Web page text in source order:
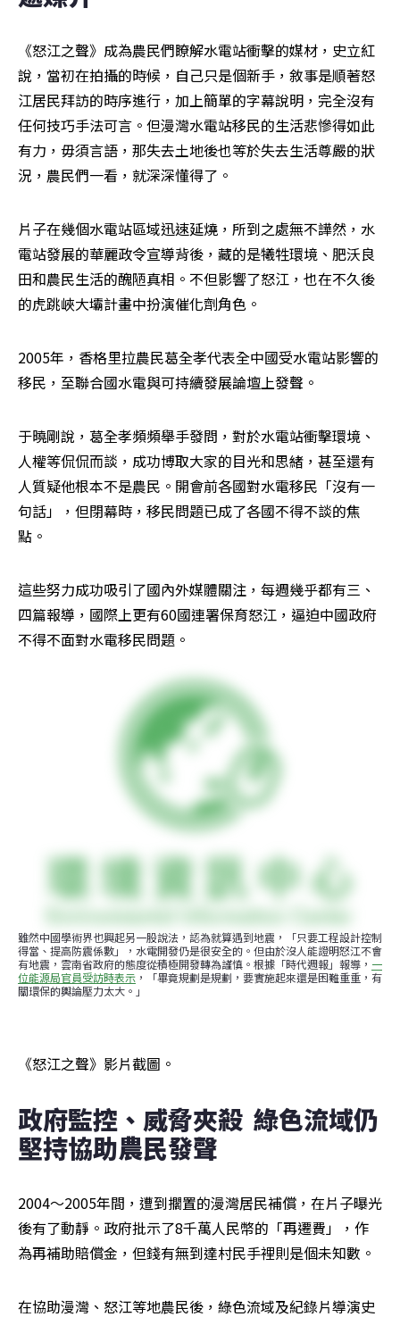
《怒江之聲》成為農民們瞭解水電站衝擊的媒材，史立紅
說，當初在拍攝的時候，自己只是個新手，敘事是順著怒
江居民拜訪的時序進行，加上簡單的字幕說明，完全沒有
任何技巧手法可言。但漫灣水電站移民的生活悲慘得如此
有力，毋須言語，那失去土地後也等於失去生活尊嚴的狀
況，農民們一看，就深深懂得了。
片子在幾個水電站區域迅速延燒，所到之處無不譁然，水
電站發展的華麗政令宣導背後，藏的是犧牲環境、肥沃良
田和農民生活的醜陋真相。不但影響了怒江，也在不久後
的虎跳峽大壩計畫中扮演催化劑角色。
2005年，香格里拉農民葛全孝代表全中國受水電站影響的
移民，至聯合國水電與可持續發展論壇上發聲。
于曉剛說，葛全孝頻頻舉手發問，對於水電站衝擊環境、
人權等侃侃而談，成功博取大家的目光和思緒，甚至還有
人質疑他根本不是農民。開會前各國對水電移民「沒有一
句話」，但閉幕時，移民問題已成了各國不得不談的焦
點。
這些努力成功吸引了國內外媒體關注，每週幾乎都有三、
四篇報導，國際上更有60國連署保育怒江，逼迫中國政府
不得不面對水電移民問題。
雖然中國學術界也興起另一股說法，認為就算遇到地震，「只要工程設計控制
得當、提高防震係數」，水電開發仍是很安全的。但由於沒人能證明怒江不會
有地震，雲南省政府的態度從積極開發轉為謹慎。根據「時代週報」報導， 一
位能源局官員受訪時表示 ，「畢竟規劃是規劃，要實施起來還是困難重重，有
關環保的輿論壓力太大。」
《怒江之聲》影片截圖。
政府監控、威脅夾殺  綠色流域仍
堅持協助農民發聲
2004～2005年間，遭到擱置的漫灣居民補償，在片子曝光
後有了動靜。政府批示了8千萬人民幣的「再遷費」，作
為再補助賠償金，但錢有無到達村民手裡則是個未知數。
在協助漫灣、怒江等地農民後，綠色流域及紀錄片導演史